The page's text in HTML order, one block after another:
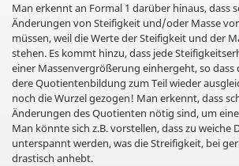
Man erkennt an Formal 1 darüber hinaus, dass
Änderungen von Steifigkeit und/oder Masse
müssen, weil die Werte der Steifigkeit und der
stehen. Es kommt hinzu, dass jede
einer Massenvergrößerung einhergeht, so dass
dere Quotientenbildung zum Teil wieder
noch die Wurzel gezogen! Man erkennt, dass
Änderungen des Quotienten nötig sind, um
Man könnte sich z.B. vorstellen, dass zu weiche
unterspannt werden, was die Streifigkeit, bei
drastisch anhebt.